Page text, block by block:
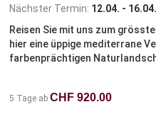
Nächster Termin: 12.04. -
Reisen Sie mit uns zum
hier eine üppige mediterrane
farbenprächtigen
5 Tage abCHF 920.00